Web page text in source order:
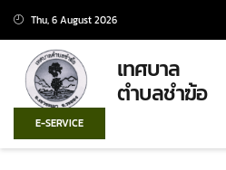
Thu, 6 August 2026
เทศบาล
ตำบลชำฆ้อ
E-SERVICE